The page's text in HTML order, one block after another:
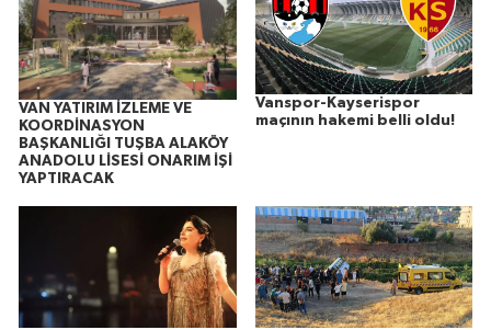
VAN YATIRIM İZLEME VE
KOORDİNASYON
BAŞKANLIĞI TUŞBA ALAKÖY
ANADOLU LİSESİ ONARIM İŞİ
YAPTIRACAK
Vanspor-Kayserispor
maçının hakemi belli oldu!